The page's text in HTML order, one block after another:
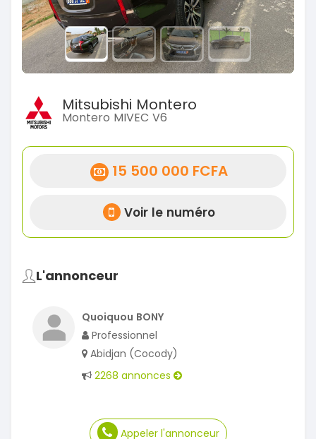
Mitsubishi Montero
Montero MIVEC V6
15 500 000 FCFA
Voir le numéro
L'annonceur
Quoiquou BONY
Professionnel
Abidjan (Cocody)
2268 annonces
Appeler l'annonceur